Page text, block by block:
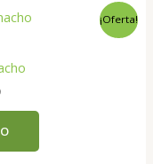
¡Oferta!
El
es:
€650,00.